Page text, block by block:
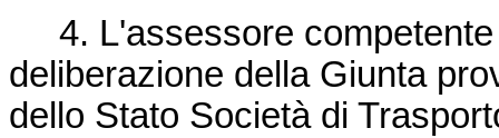
4. L'assessore competente
deliberazione della Giunta
dello Stato Società di